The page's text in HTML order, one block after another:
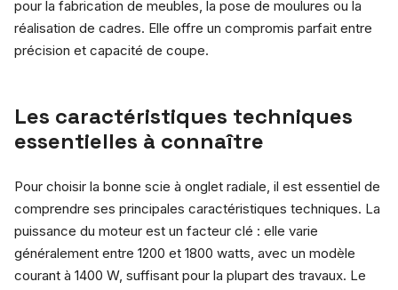
pour la fabrication de meubles, la pose de moulures ou la
réalisation de cadres. Elle offre un compromis parfait entre
précision et capacité de coupe.
Les caractéristiques techniques
essentielles à connaître
Pour choisir la bonne scie à onglet radiale, il est essentiel de
comprendre ses principales caractéristiques techniques. La
puissance du moteur est un facteur clé : elle varie
généralement entre 1200 et 1800 watts, avec un modèle
courant à 1400 W, suffisant pour la plupart des travaux. Le